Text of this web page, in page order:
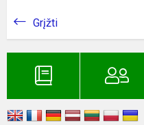
Grįžti